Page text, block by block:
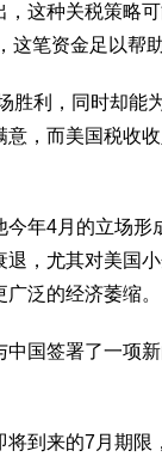
这种关税策略
这笔资金足以帮
胜利，同时却
，而美国税收
年4月的立场
，尤其对美国
泛的经济萎缩。
中国签署了一项
到来的7月期